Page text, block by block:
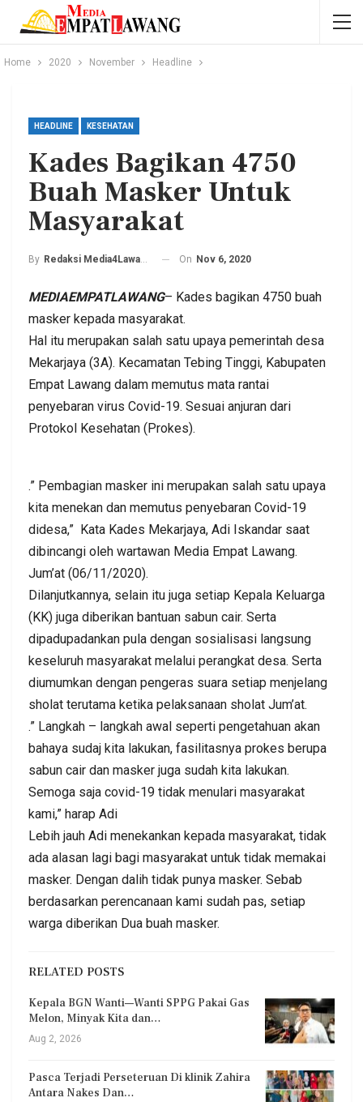
Home 2020 November Headline
HEADLINE KESEHATAN
Kades Bagikan 4750
Buah Masker Untuk
Masyarakat
By Redaksi Media4Lawang On Nov 6, 2020
MEDIAEMPATLAWANG– Kades bagikan 4750 buah
masker kepada masyarakat.
Hal itu merupakan salah satu upaya pemerintah desa
Mekarjaya (3A). Kecamatan Tebing Tinggi, Kabupaten
Empat Lawang dalam memutus mata rantai
penyebaran virus Covid-19. Sesuai anjuran dari
Protokol Kesehatan (Prokes).
.” Pembagian masker ini merupakan salah satu upaya
kita menekan dan memutus penyebaran Covid-19
didesa,” Kata Kades Mekarjaya, Adi Iskandar saat
dibincangi oleh wartawan Media Empat Lawang.
Jum’at (06/11/2020).
Dilanjutkannya, selain itu juga setiap Kepala Keluarga
(KK) juga diberikan bantuan sabun cair. Serta
dipadupadankan pula dengan sosialisasi langsung
keseluruh masyarakat melalui perangkat desa. Serta
diumumkan dengan pengeras suara setiap menjelang
sholat terutama ketika pelaksanaan sholat Jum’at.
.” Langkah – langkah awal seperti pengetahuan akan
bahaya sudaj kita lakukan, fasilitasnya prokes berupa
sabun cair dan masker juga sudah kita lakukan.
Semoga saja covid-19 tidak menulari masyarakat
kami,” harap Adi
Lebih jauh Adi menekankan kepada masyarakat, tidak
ada alasan lagi bagi masyarakat untuk tidak memakai
masker. Dengan dalih tidak punya masker. Sebab
berdasarkan perencanaan kami sudah pas, setiap
warga diberikan Dua buah masker.
RELATED POSTS
Kepala BGN Wanti—Wanti SPPG Pakai Gas
Melon, Minyak Kita dan…
Aug 2, 2026
Pasca Terjadi Perseteruan Di klinik Zahira
Antara Nakes Dan…